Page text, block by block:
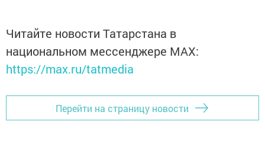
Читайте новости Татарстана в
национальном мессенджере MАХ:
https://max.ru/tatmedia
Перейти на страницу новости